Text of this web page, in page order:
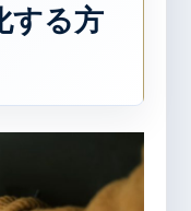
する方